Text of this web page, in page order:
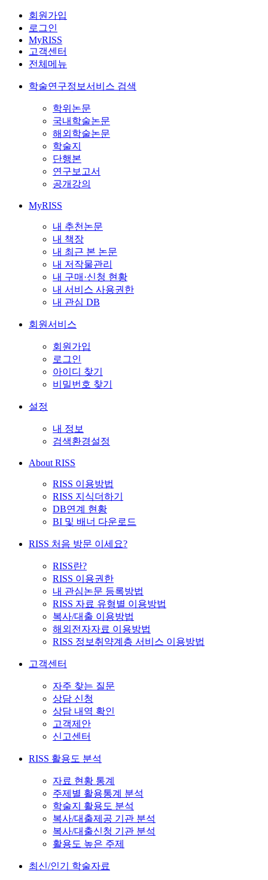
회원가입
로그인
MyRISS
고객센터
전체메뉴
학술연구정보서비스 검색
학위논문
국내학술논문
해외학술논문
학술지
단행본
연구보고서
공개강의
MyRISS
내 추천논문
내 책장
내 최근 본 논문
내 저작물관리
내 구매·신청 현황
내 서비스 사용권한
내 관심 DB
회원서비스
회원가입
로그인
아이디 찾기
비밀번호 찾기
설정
내 정보
검색환경설정
About RISS
RISS 이용방법
RISS 지식더하기
DB연계 현황
BI 및 배너 다운로드
RISS 처음 방문 이세요?
RISS란?
RISS 이용권한
내 관심논문 등록방법
RISS 자료 유형별 이용방법
복사/대출 이용방법
해외전자자료 이용방법
RISS 정보취약계층 서비스 이용방법
고객센터
자주 찾는 질문
상담 신청
상담 내역 확인
고객제안
신고센터
RISS 활용도 분석
자료 현황 통계
주제별 활용통계 분석
학술지 활용도 분석
복사/대출제공 기관 분석
복사/대출신청 기관 분석
활용도 높은 주제
최신/인기 학술자료